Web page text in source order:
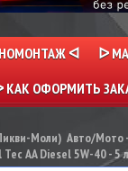
ᐊ ᐅ
КАК ОФОРМИТЬ
Моли) Авто/Мото
AA Diesel 5W-40 - 5 л